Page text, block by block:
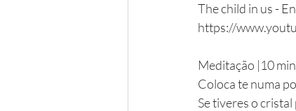
The child in us -
https://
Meditação |10
Coloca te numa
Se tiveres o